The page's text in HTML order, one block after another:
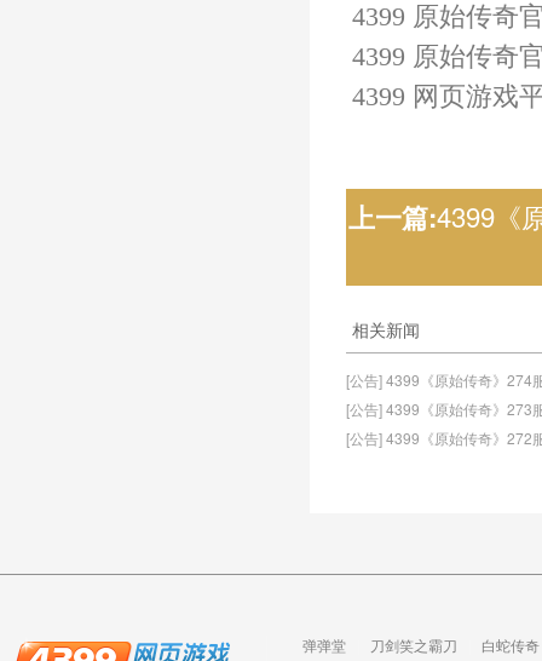
4399 原始传奇
4399 原始传奇
4399 网页游戏
上一篇:4399《
相关新闻
[公告] 4399《原始传奇》274
[公告] 4399《原始传奇》273
[公告] 4399《原始传奇》272
弹弹堂 刀剑笑之霸刀
白蛇传奇